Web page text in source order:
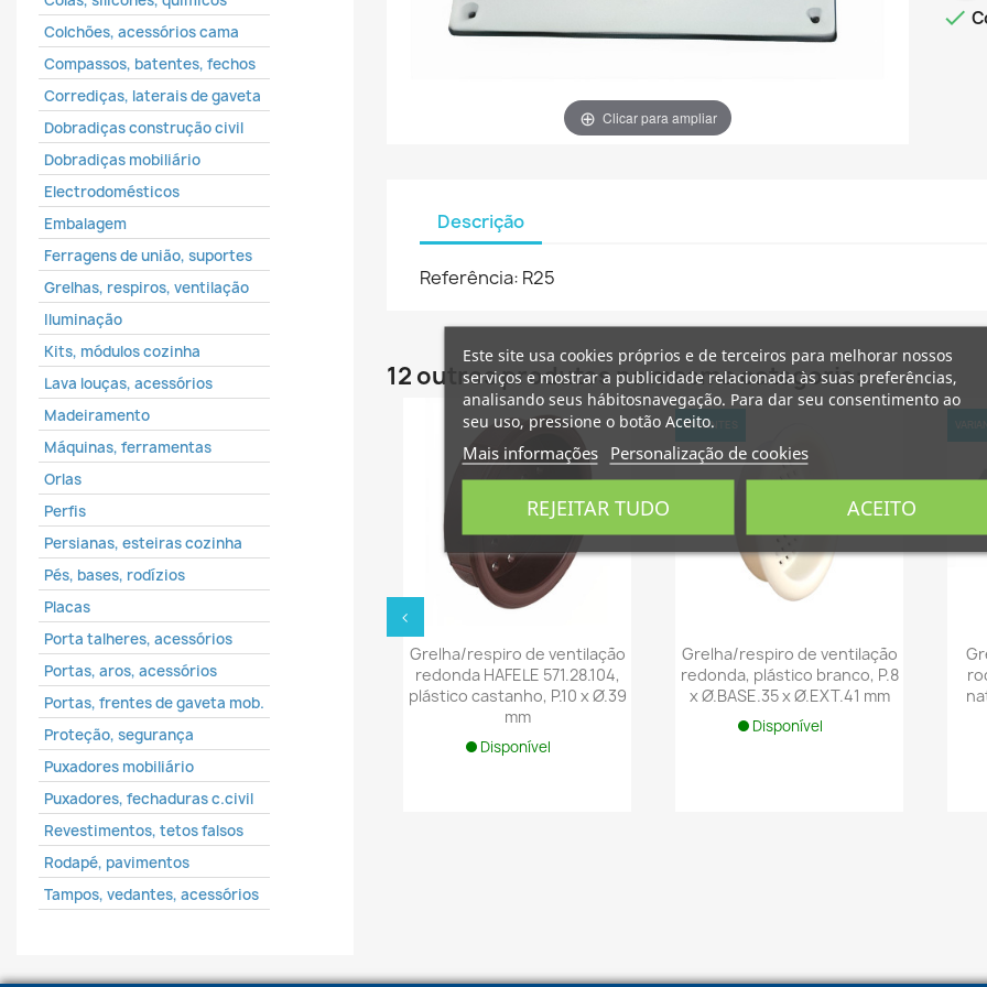
Adicionar à Lista de desejos
add_circle_outline Criar nova lista
Criar lista de desejos
Nome da lista de desejos
Criar lista de desejos
Entrar
É necessário ter sessão iniciada para guardar produtos na sua lista
desejos.
Cancelar
Colchões, acessórios cama
Compassos, batentes, fechos
Corrediças, laterais de gaveta
Dobradiças construção civil
Dobradiças mobiliário
Electrodomésticos
Embalagem
Ferragens de união, suportes
Grelhas, respiros, ventilação
Iluminação
Kits, módulos cozinha
Lava louças, acessórios
Madeiramento
Máquinas, ferramentas
Orlas
Perfis
Persianas, esteiras cozinha
Pés, bases, rodízios
Placas
Porta talheres, acessórios
Portas, aros, acessórios
Portas, frentes de gaveta mob.
Proteção, segurança
Puxadores mobiliário
Puxadores, fechaduras c.civil
Revestimentos, tetos falsos
Rodapé, pavimentos
Tampos, vedantes, acessórios
Clicar para ampliar

Descrição
Referência: R25
12 outros produtos na mesma categoria:
Grelha/respiro de ventilação
redonda HAFELE 571.28.104,
plástico castanho, P.10 x Ø.39
mm
Disponível
Grelha/respiro de ventilação
redonda, plástico branco, P.8
x Ø.BASE.35 x Ø.EXT.41 mm
Disponível
VARIANTES
‹
Este site usa cookies próprios e de terceiros para melhorar nossos
serviços e mostrar a publicidade relacionada às suas preferências,
analisando seus hábitosnavegação. Para dar seu consentimento ao
seu uso, pressione o botão Aceito.
Mais informações Personalização de cookies
REJEITAR TUDO ACEITO